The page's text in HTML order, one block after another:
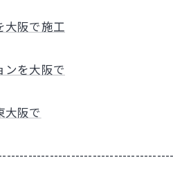
大阪で施工
ンを大阪で
大阪で